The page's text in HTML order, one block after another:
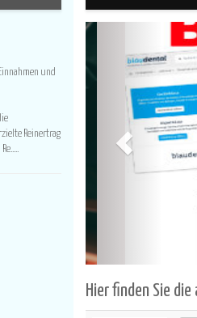
und
Reinertrag
Hier finden Sie